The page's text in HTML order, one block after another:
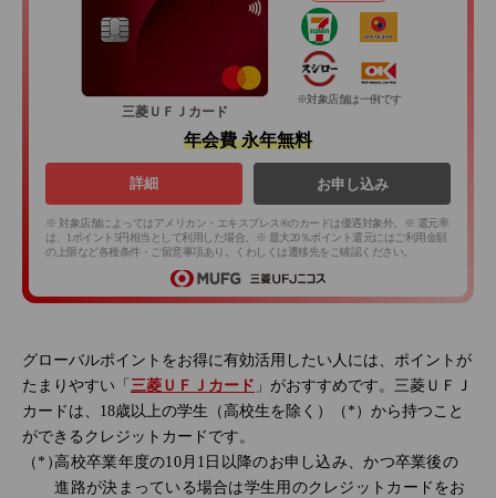
三菱ＵＦＪカード
※対象店舗は一例です
年会費 永年無料
詳細 お申し込み
※ 対象店舗によってはアメリカン・エキスプレス®のカードは優遇対象外。※ 還元率
は、1ポイント5円相当として利用した場合。※ 最大20％ポイント還元にはご利用金額
の上限など各種条件・ご留意事項あり。くわしくは遷移先をご確認ください。
グローバルポイントをお得に有効活用したい人には、ポイントが
たまりやすい「 三菱ＵＦＪカード 」がおすすめです。三菱ＵＦＪ
カードは、18歳以上の学生（高校生を除く）（*）から持つこと
ができるクレジットカードです。
高校卒業年度の10月1日以降のお申し込み、かつ卒業後の
進路が決まっている場合は学生用のクレジットカードをお